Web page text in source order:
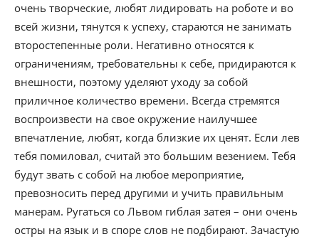
очень творческие, любят лидировать на роботе и во
всей жизни, тянутся к успеху, стараются не занимать
второстепенные роли. Негативно относятся к
ограничениям, требовательны к себе, придираются к
внешности, поэтому уделяют уходу за собой
приличное количество времени. Всегда стремятся
воспроизвести на свое окружение наилучшее
впечатление, любят, когда близкие их ценят. Если лев
тебя помиловал, считай это большим везением. Тебя
будут звать с собой на любое мероприятие,
превозносить перед другими и учить правильным
манерам. Ругаться со Львом гиблая затея – они очень
остры на язык и в споре слов не подбирают. Зачастую